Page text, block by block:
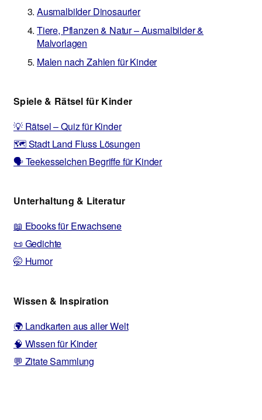
Ausmalbilder Dinosaurier
Tiere, Pflanzen & Natur – Ausmalbilder &
Malvorlagen
Malen nach Zahlen für Kinder
Spiele & Rätsel für Kinder
💡 Rätsel – Quiz für Kinder
🗺️ Stadt Land Fluss Lösungen
🗣️ Teekesselchen Begriffe für Kinder
Unterhaltung & Literatur
📖 Ebooks für Erwachsene
📜 Gedichte
🤭 Humor
Wissen & Inspiration
🌍 Landkarten aus aller Welt
🧠 Wissen für Kinder
💬 Zitate Sammlung